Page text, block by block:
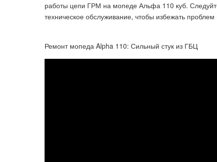
работы цепи ГРМ на мопеде Альфа 110 куб.
техническое обслуживание, чтобы избежать
Ремонт мопеда Alpha 110: Сильный стук из ГБЦ